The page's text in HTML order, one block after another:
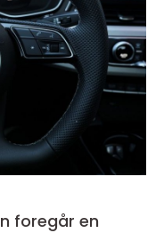
foregår en